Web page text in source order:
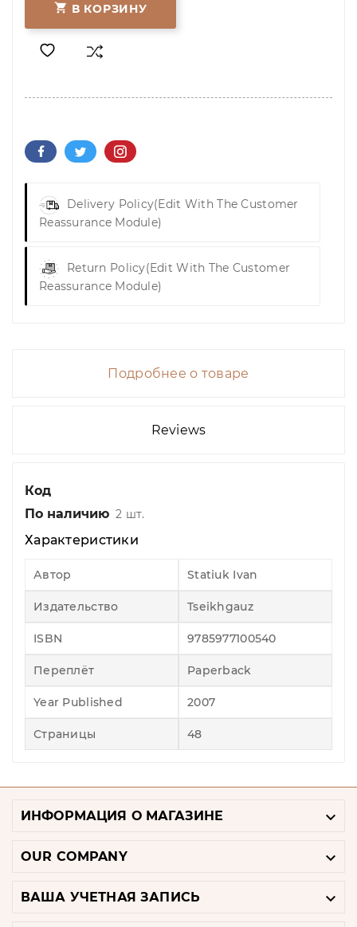
 В КОРЗИНУ
Delivery Policy(edit With The Customer
Reassurance Module)
Return Policy(edit With The Customer
Reassurance Module)
Подробнее о товаре
Reviews
Код
По наличию 2 шт.
Характеристики
Автор Statiuk Ivan
Издательство Tseikhgauz
ISBN 9785977100540
Переплёт Paperback
Year Published 2007
Страницы 48
ИНФОРМАЦИЯ О МАГАЗИНЕ 
OUR COMPANY 
ВАША УЧЕТНАЯ ЗАПИСЬ 